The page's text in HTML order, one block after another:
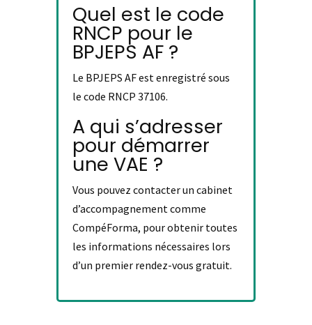
Quel est le code
RNCP pour le
BPJEPS AF ?
Le BPJEPS AF est enregistré sous
le code RNCP 37106.
A qui s’adresser
pour démarrer
une VAE ?
Vous pouvez contacter un cabinet
d’accompagnement comme
CompéForma, pour obtenir toutes
les informations nécessaires lors
d’un premier rendez-vous gratuit.